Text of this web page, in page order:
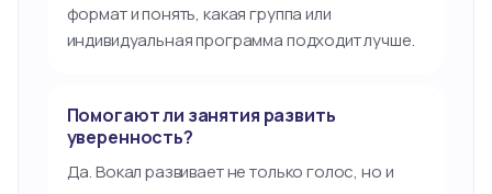
формат и понять, какая группа или
индивидуальная программа подходит лучше.
Помогают ли занятия развить
уверенность?
Да. Вокал развивает не только голос, но и